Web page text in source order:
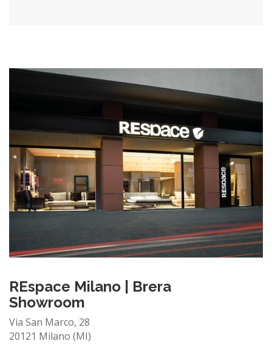
REspace Milano | Brera
Showroom
Via San Marco, 28
20121 Milano (MI)